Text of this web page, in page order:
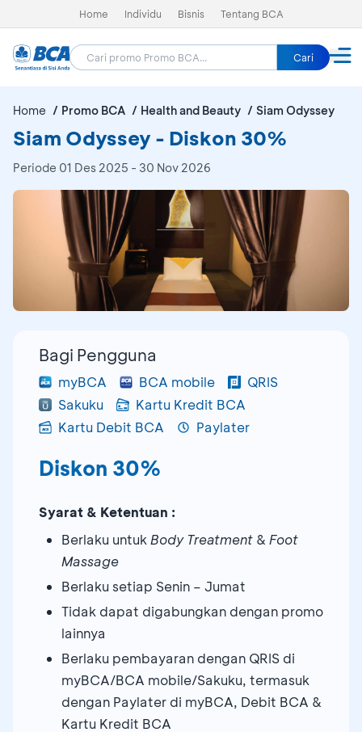
Home Individu Bisnis Tentang BCA
Cari
Home Promo BCA Health and Beauty Siam Odyssey
Siam Odyssey - Diskon 30%
Periode 01 Des 2025 - 30 Nov 2026
Bagi Pengguna
myBCA BCA mobile
QRIS
Sakuku
Kartu Kredit BCA
Kartu Debit BCA
Paylater
Diskon 30%
Syarat & Ketentuan :
Berlaku untuk Body Treatment & Foot
Massage
Berlaku setiap Senin – Jumat
Tidak dapat digabungkan dengan promo
lainnya
Berlaku pembayaran dengan QRIS di
myBCA/BCA mobile/Sakuku, termasuk
dengan Paylater di myBCA, Debit BCA &
Kartu Kredit BCA